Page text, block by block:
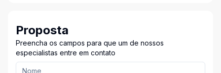
Proposta
Preencha os campos para que um de nossos
especialistas entre em contato